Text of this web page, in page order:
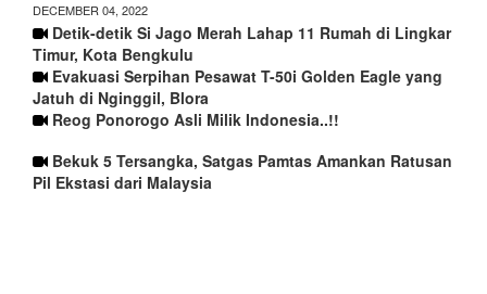
DECEMBER 04, 2022
Detik-detik Si Jago Merah Lahap 11 Rumah di Lingkar
Timur, Kota Bengkulu
Evakuasi Serpihan Pesawat T-50i Golden Eagle yang
Jatuh di Nginggil, Blora
Reog Ponorogo Asli Milik Indonesia..!!
Bekuk 5 Tersangka, Satgas Pamtas Amankan Ratusan
Pil Ekstasi dari Malaysia